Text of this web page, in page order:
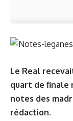
Le Real
quart de finale
notes des
rédaction.